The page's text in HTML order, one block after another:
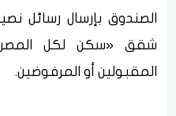
الصندوق بإرسال رسائل
المقبولين أو المرفوضين.